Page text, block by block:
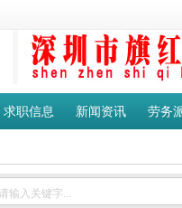
求职信息 新闻资讯 劳务